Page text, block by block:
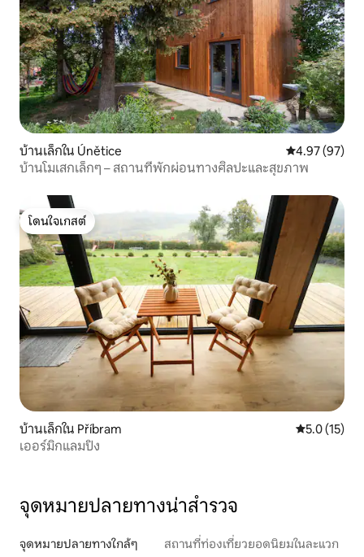
บ้านเล็กใน Únětice คะแนนเฉลี่ย
4.97 (97)
บ้านโมเสกเล็กๆ – สถานที่พักผ่อนทางศิลปะและสุขภาพ
โดนใจเกสต์
โดนใจเกสต์
บ้านเล็กใน Příbram คะแนนเฉลี่ย
5.0 (15)
เออร์มิกแลมปิง
จุดหมายปลายทางน่าสำรวจ
จุดหมายปลายทางใกล้ๆ สถานที่ท่องเที่ยวยอดนิยมในละแวก